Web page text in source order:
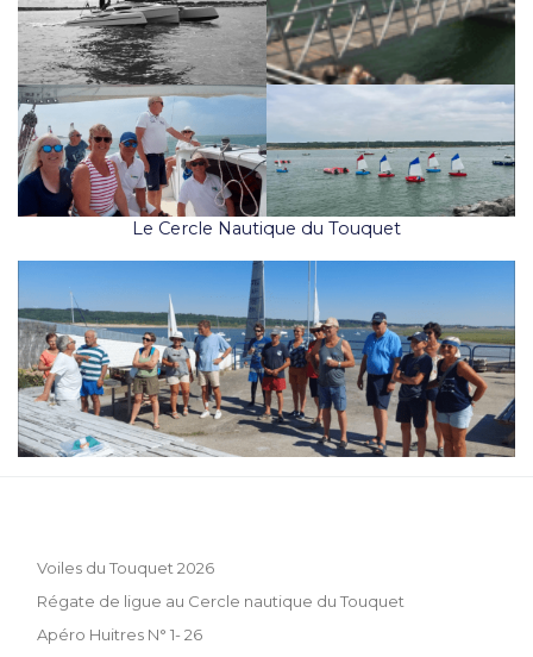
Le Cercle Nautique du Touquet
Voiles du Touquet 2026
Régate de ligue au Cercle nautique du Touquet
Apéro Huitres N° 1- 26